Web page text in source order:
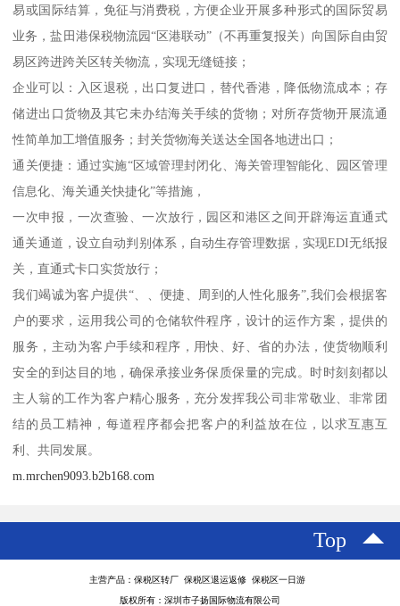
易或国际结算，免征与消费税，方便企业开展多种形式的国际贸易
业务，盐田港保税物流园“区港联动”（不再重复报关）向国际自由贸
易区跨进跨关区转关物流，实现无缝链接；
企业可以：入区退税，出口复进口，替代香港，降低物流成本；存
储进出口货物及其它未办结海关手续的货物；对所存货物开展流通
性简单加工增值服务；封关货物海关送达全国各地进出口；
通关便捷：通过实施“区域管理封闭化、海关管理智能化、园区管理
信息化、海关通关快捷化”等措施，
一次申报，一次查验、一次放行，园区和港区之间开辟海运直通式
通关通道，设立自动判别体系，自动生存管理数据，实现EDI无纸报
关，直通式卡口实货放行；
我们竭诚为客户提供“、、便捷、周到的人性化服务”,我们会根据客
户的要求，运用我公司的仓储软件程序，设计的运作方案，提供的
服务，主动为客户手续和程序，用快、好、省的办法，使货物顺利
安全的到达目的地，确保承接业务保质保量的完成。时时刻刻都以
主人翁的工作为客户精心服务，充分发挥我公司非常敬业、非常团
结的员工精神，每道程序都会把客户的利益放在位，以求互惠互
利、共同发展。
m.mrchen9093.b2b168.com
Top
主营产品：保税区转厂 保税区退运返修 保税区一日游
版权所有：深圳市子扬国际物流有限公司